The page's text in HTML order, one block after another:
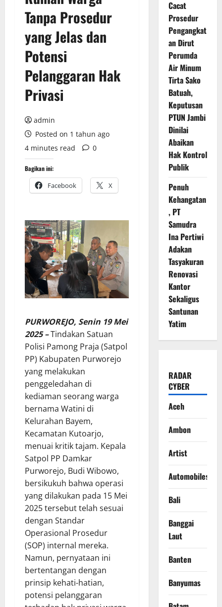
Tanpa Prosedur
yang Jelas dan
Potensi
Pelanggaran Hak
Privasi
admin
Posted on 1 tahun ago
4 minutes read
0
Bagikan ini:
Facebook X
PURWOREJO, Senin 19 Mei
2025 –Tindakan Satuan
Polisi Pamong Praja (Satpol
PP) Kabupaten Purworejo
yang melakukan
penggeledahan di
kediaman seorang warga
bernama Watini di
Kelurahan Bayem,
Kecamatan Kutoarjo,
menuai kritik tajam. Kepala
Satpol PP Damkar
Purworejo, Budi Wibowo,
bersikukuh bahwa operasi
yang dilakukan pada 15 Mei
2025 tersebut telah sesuai
dengan Standar
Operasional Prosedur
(SOP) internal mereka.
Namun, pernyataan ini
bertentangan dengan
prinsip kehati-hatian,
potensi pelanggaran
Cacat
Prosedur
Pengangkat
an Dirut
Perumda
Air Minum
Tirta Sako
Batuah,
Keputusan
PTUN Jambi
Dinilai
Abaikan
Hak Kontrol
Publik
Penuh
Kehangatan
, PT
Samudra
Ina Pertiwi
Adakan
Tasyakuran
Renovasi
Kantor
Sekaligus
Santunan
Yatim
RADAR
CYBER
Aceh
Ambon
Artist
Automobiles
Bali
Banggai
Laut
Banten
Banyumas